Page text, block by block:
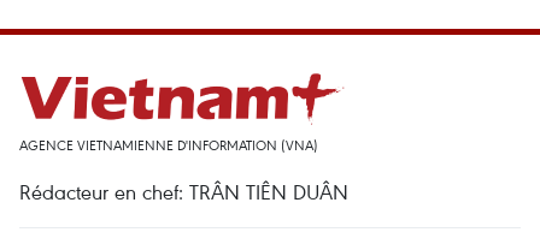
AGENCE VIETNAMIENNE D'INFORMATION (VNA)
Rédacteur en chef: TRÂN TIÊN DUÂN